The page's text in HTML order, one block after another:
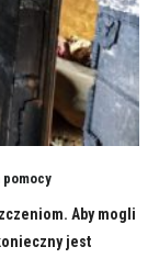
Aby mogli
jest